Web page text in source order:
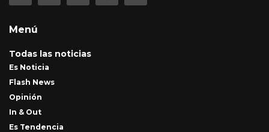
Menú
Todas las noticias
Es Noticia
Flash News
Opinión
In & Out
Es Tendencia